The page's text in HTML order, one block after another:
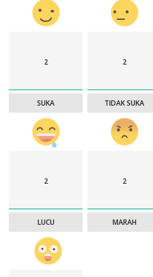
2
SUKA
2
TIDAK SUKA
2
LUCU
2
MARAH